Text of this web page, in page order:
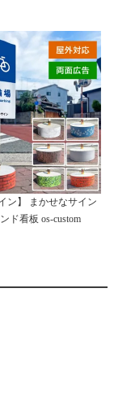
ン】 まかせなサイン
ド看板 os-custom